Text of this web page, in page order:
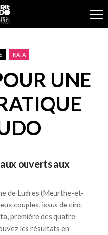
KATA
UNE
ouverts aux
de Ludres (Meurthe-et-
couples, issus de cinq
première des quatre
les résultats en